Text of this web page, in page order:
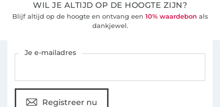
WIL JE ALTIJD OP DE HOOGTE ZIJN?
Blijf altijd op de hoogte en ontvang een 10% waardebon als
dankjewel.
Je e-mailadres
Registreer nu